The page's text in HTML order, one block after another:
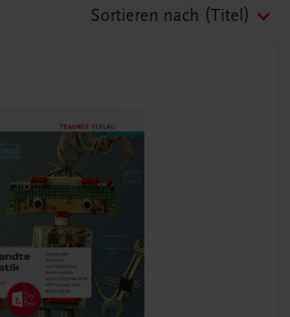
Sortieren nach (Titel)